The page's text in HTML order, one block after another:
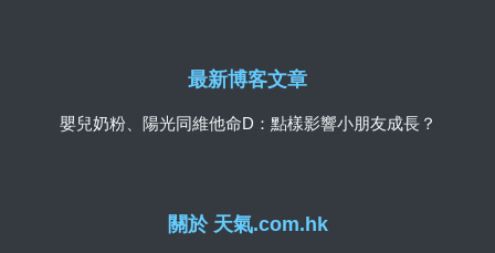
關於 天氣.com.hk
最新博客文章
嬰兒奶粉、陽光同維他命D：點樣影響小朋友成長？